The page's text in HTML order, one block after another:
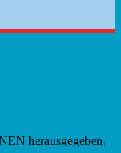
herausgegeben.